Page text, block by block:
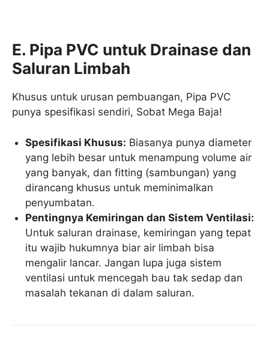
E. Pipa PVC untuk Drainase dan
Saluran Limbah
Khusus untuk urusan pembuangan, Pipa PVC
punya spesifikasi sendiri, Sobat Mega Baja!
Spesifikasi Khusus: Biasanya punya diameter
yang lebih besar untuk menampung volume air
yang banyak, dan fitting (sambungan) yang
dirancang khusus untuk meminimalkan
penyumbatan.
Pentingnya Kemiringan dan Sistem Ventilasi:
Untuk saluran drainase, kemiringan yang tepat
itu wajib hukumnya biar air limbah bisa
mengalir lancar. Jangan lupa juga sistem
ventilasi untuk mencegah bau tak sedap dan
masalah tekanan di dalam saluran.